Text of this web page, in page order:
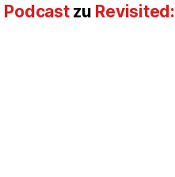
zu Revisited: